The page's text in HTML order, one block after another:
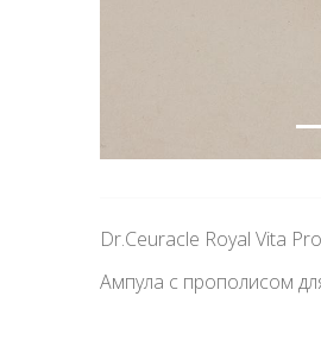
Dr.Ceuracle Royal Vita
Ампула с прополисом